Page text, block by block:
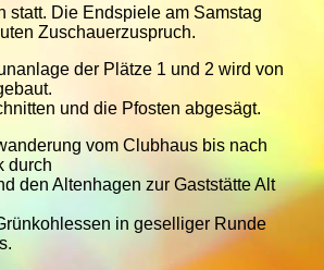
statt. Die Endspiele am Samstag
Zuschauerzuspruch.
der Plätze 1 und 2 wird von
und die Pfosten abgesägt.
vom Clubhaus bis nach
durch
den Altenhagen zur Gaststätte Alt
in geselliger Runde